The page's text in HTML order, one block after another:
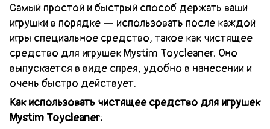
Самый простой и быстрый способ держать ваши
игрушки в порядке — использовать после каждой
игры специальное средство, такое как чистящее
средство для игрушек Mystim Toycleaner. Оно
выпускается в виде спрея, удобно в нанесении и
очень быстро действует.
Как использовать чистящее средство для игрушек
Mystim Toycleaner: